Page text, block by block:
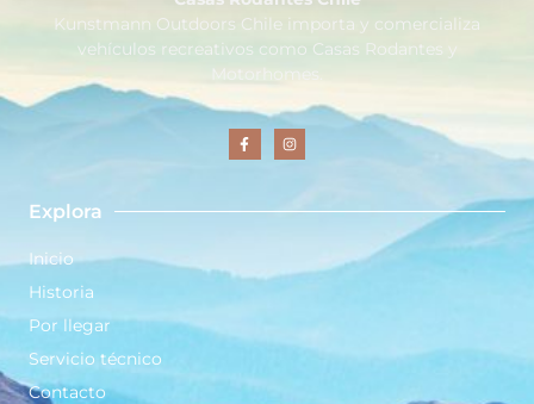
Kunstmann Outdoors Chile importa y comercializa
vehículos recreativos como Casas Rodantes y
Motorhomes.
Explora
Inicio
Historia
Por llegar
Servicio técnico
Contacto